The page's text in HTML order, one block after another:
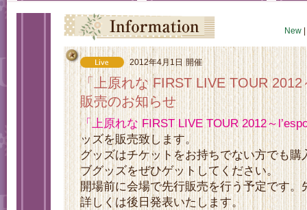
New
2012年4月1日 開催
「上原れな FIRST LIVE TOUR 2012
販売のお知らせ
「上原れな FIRST LIVE TOUR 2012～
ッズを販売致します。
グッズはチケットをお持ちでない方でも購
ブグッズをぜひゲットしてください。
開場前に会場で先行販売を行う予定です。
詳しくは後日発表いたします。